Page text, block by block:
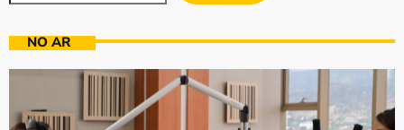
NO AR